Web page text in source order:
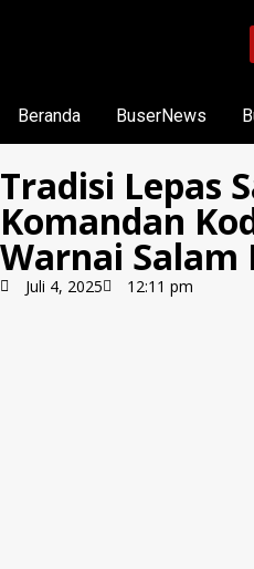
Beranda BuserNews
Tradisi Lepas
Komandan
Warnai Salam
Juli 4, 2025 12:11 pm